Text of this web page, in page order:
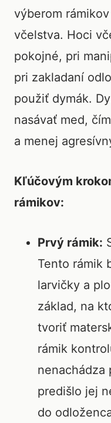
výberom
včelstva. Hoci
pokojné, pri
pri zakladaní
použiť dymák.
nasávať med,
a menej
Kľúčovým
rámikov:
Prvý rámik:
Tento rámik
larvičky a
základ, na
tvoriť
rámik
nenachádza
predišlo jej
do